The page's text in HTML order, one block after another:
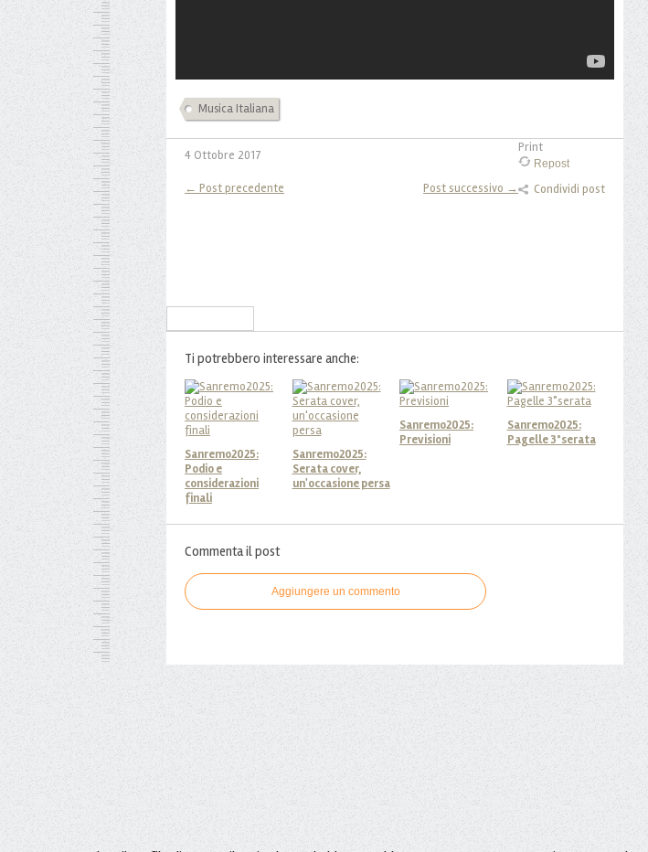
Musica Italiana
4 Ottobre 2017
Print
Repost
Condividi post
← Post precedente Post successivo →
Ti potrebbero interessare anche:
Sanremo2025:
Podio e
considerazioni
finali
Sanremo2025:
Serata cover,
un'occasione persa
Sanremo2025:
Previsioni
Sanremo2025:
Pagelle 3°serata
Commenta il post
Aggiungere un commento